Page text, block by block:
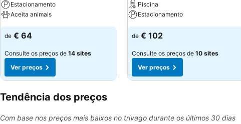
Estacionamento
Aceita animais
de € 64
Consulte os preços de 14 sites
Ver preços
Piscina
Estacionamento
de € 102
Consulte os preços de 10 sites
Ver preços
Tendência dos preços
Com base nos preços mais baixos no trivago durante os últimos 30 dias